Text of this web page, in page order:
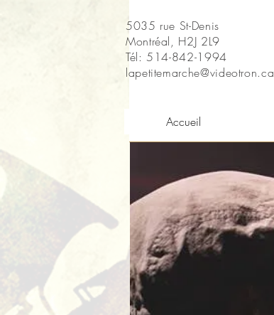
5035 rue St-Denis
Montréal, H2J 2L9
Tél: 514-842-1994
lapetitemarche@videotron.ca
Accueil